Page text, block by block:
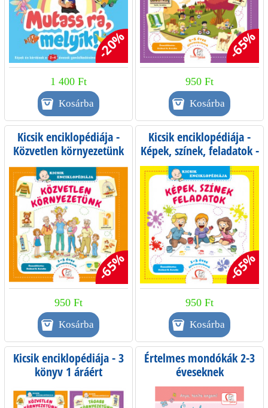
-20%
1 400 Ft
-65%
950 Ft
Kicsik enciklopédiája -
Közvetlen környezetünk
-65%
950 Ft
Kicsik enciklopédiája -
Képek, színek, feladatok -
1-3 éves gyermekeknek
-65%
950 Ft
Kicsik enciklopédiája - 3
könyv 1 áráért
Értelmes mondókák 2-3
éveseknek